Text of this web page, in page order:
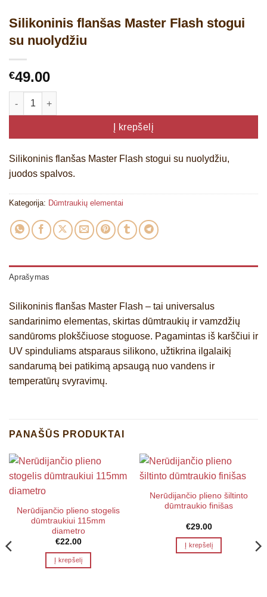
Silikoninis flanšas Master Flash stogui
su nuolydžiu
€49.00
produkto kiekis: Silikoninis flanšas Master Flash stogui su
Į krepšelį
Silikoninis flanšas Master Flash stogui su nuolydžiu,
juodos spalvos.
Kategorija: Dūmtraukių elementai
Aprašymas
Silikoninis flanšas Master Flash – tai universalus
sandarinimo elementas, skirtas dūmtraukių ir vamzdžių
sandūroms plokščiuose stoguose. Pagamintas iš karščiui ir
UV spinduliams atsparaus silikono, užtikrina ilgalaikį
sandarumą bei patikimą apsaugą nuo vandens ir
temperatūrų svyravimų.
PANAŠŪS PRODUKTAI
Nerūdijančio plieno stogelis
dūmtraukiui 115mm
diametro
€22.00
Į krepšelį
Nerūdijančio plieno šiltinto
dūmtraukio finišas
€29.00
Į krepšelį